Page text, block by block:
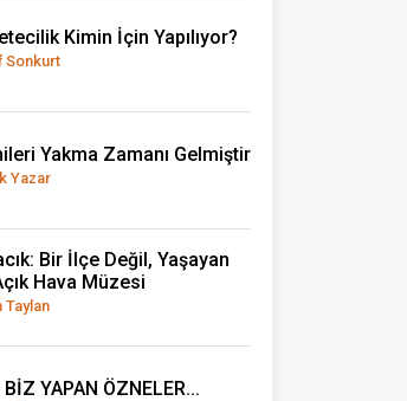
Kimin İçin Yapılıyor?
Sonkurt
Yakma Zamanı Gelmiştir
Yazar
Bir İlçe Değil, Yaşayan
Hava Müzesi
Taylan
YAPAN ÖZNELER...